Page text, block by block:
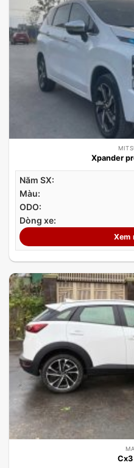
Xpander
Năm SX:
Màu:
ODO:
Dòng xe:
Xem